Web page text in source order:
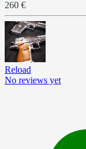
260 €
Reload
No reviews yet